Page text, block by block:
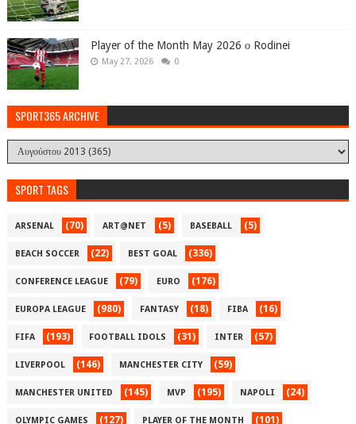
Player of the Month May 2026 ο Rodinei
May 27, 2026 0
SPORT365 ARCHIVE
SPORT TAGS
ARSENAL (70) ART@NET (5) BASEBALL (5)
BEACH SOCCER (22) BEST GOAL (336)
CONFERENCE LEAGUE (79) EURO (176)
EUROPA LEAGUE (980) FANTASY (18) FIBA (16)
FIFA (193) FOOTBALL IDOLS (31) INTER (57)
LIVERPOOL (146) MANCHESTER CITY (59)
MANCHESTER UNITED (145) MVP (195) NAPOLI (24)
OLYMPIC GAMES (127) PLAYER OF THE MONTH (101)